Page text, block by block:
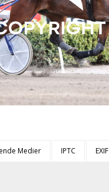
Medier IPTC EXIF